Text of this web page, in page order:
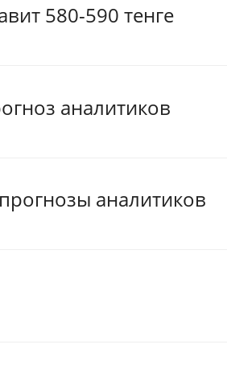
580-590 тенге
аналитиков
аналитиков